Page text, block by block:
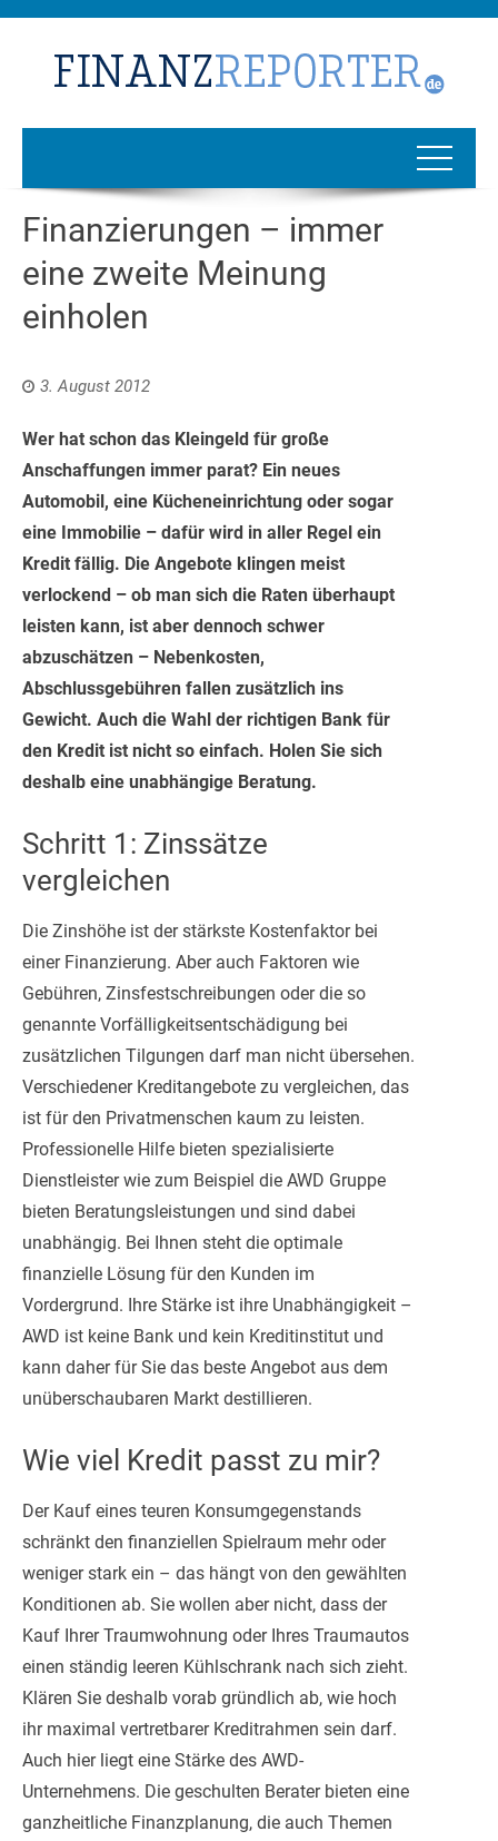
Finanzierungen – immer
eine zweite Meinung
einholen
3. August 2012
Wer hat schon das Kleingeld für große
Anschaffungen immer parat? Ein neues
Automobil, eine Kücheneinrichtung oder sogar
eine Immobilie – dafür wird in aller Regel ein
Kredit fällig. Die Angebote klingen meist
verlockend – ob man sich die Raten überhaupt
leisten kann, ist aber dennoch schwer
abzuschätzen – Nebenkosten,
Abschlussgebühren fallen zusätzlich ins
Gewicht. Auch die Wahl der richtigen Bank für
den Kredit ist nicht so einfach. Holen Sie sich
deshalb eine unabhängige Beratung.
Schritt 1: Zinssätze
vergleichen
Die Zinshöhe ist der stärkste Kostenfaktor bei
einer Finanzierung. Aber auch Faktoren wie
Gebühren, Zinsfestschreibungen oder die so
genannte Vorfälligkeitsentschädigung bei
zusätzlichen Tilgungen darf man nicht übersehen.
Verschiedener Kreditangebote zu vergleichen, das
ist für den Privatmenschen kaum zu leisten.
Professionelle Hilfe bieten spezialisierte
Dienstleister wie zum Beispiel die AWD Gruppe
bieten Beratungsleistungen und sind dabei
unabhängig. Bei Ihnen steht die optimale
finanzielle Lösung für den Kunden im
Vordergrund. Ihre Stärke ist ihre Unabhängigkeit –
AWD ist keine Bank und kein Kreditinstitut und
kann daher für Sie das beste Angebot aus dem
unüberschaubaren Markt destillieren.
Wie viel Kredit passt zu mir?
Der Kauf eines teuren Konsumgegenstands
schränkt den finanziellen Spielraum mehr oder
weniger stark ein – das hängt von den gewählten
Konditionen ab. Sie wollen aber nicht, dass der
Kauf Ihrer Traumwohnung oder Ihres Traumautos
einen ständig leeren Kühlschrank nach sich zieht.
Klären Sie deshalb vorab gründlich ab, wie hoch
ihr maximal vertretbarer Kreditrahmen sein darf.
Auch hier liegt eine Stärke des AWD-
Unternehmens. Die geschulten Berater bieten eine
ganzheitliche Finanzplanung, die auch Themen